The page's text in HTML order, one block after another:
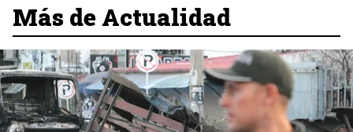
Más de Actualidad